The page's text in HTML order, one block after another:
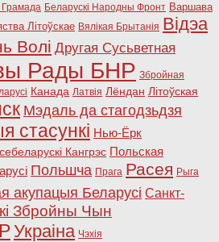
Грамада Беларускі Народны Фронт Варшава
Літоўскае Вялікая Брытанія Відэа
Волі Другая Сусьветная
Рады БНР Збройная
Канада Латвія Лёндан Літоўская
Мэдаль да стагодзьдзя
стасункі Нью-Ёрк
Кангрэс Польская
Польшча Прага Расея Рыга
акупацыя Беларусі Санкт-
Збройны Чын
Украіна Чэхія